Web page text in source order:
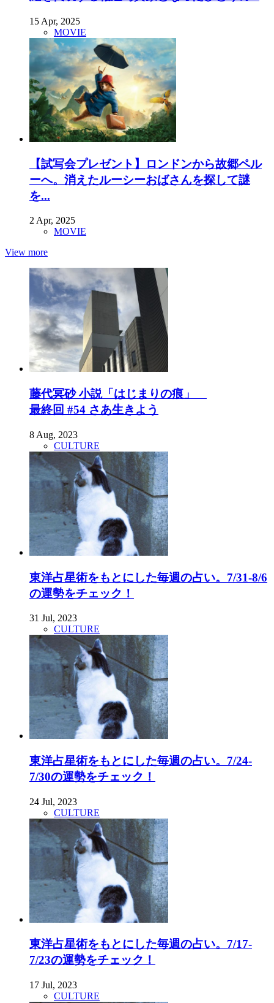
15 Apr, 2025
MOVIE
【試写会プレゼント】ロンドンから故郷ペル
ーへ。消えたルーシーおばさんを探して謎
を...
2 Apr, 2025
MOVIE
View more
藤代冥砂 小説「はじまりの痕」
最終回 #54 さあ生きよう
8 Aug, 2023
CULTURE
東洋占星術をもとにした毎週の占い。7/31-8/6
の運勢をチェック！
31 Jul, 2023
CULTURE
東洋占星術をもとにした毎週の占い。7/24-
7/30の運勢をチェック！
24 Jul, 2023
CULTURE
東洋占星術をもとにした毎週の占い。7/17-
7/23の運勢をチェック！
17 Jul, 2023
CULTURE